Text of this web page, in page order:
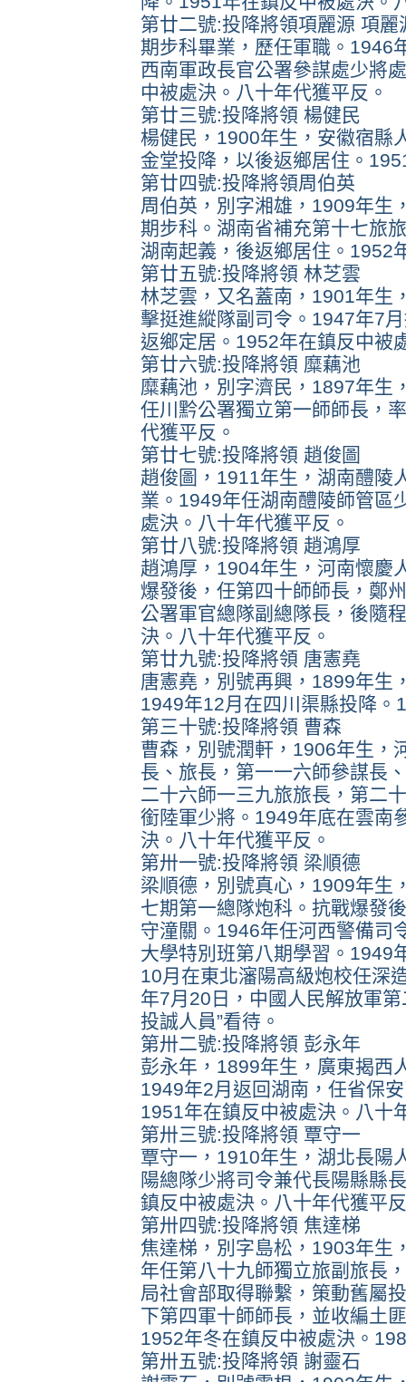
第廿二號:投降將領項麗源 項
期步科畢業，歷任軍職。1946
西南軍政長官公署參謀處少將
中被處決。八十年代獲平反。
第廿三號:投降將領 楊健民
楊健民，1900年生，安徽宿縣
金堂投降，以後返鄉居住。
第廿四號:投降將領周伯英
周伯英，別字湘雄，1909年生
期步科。湖南省補充第十七旅
湖南起義，後返鄉居住。1952
第廿五號:投降將領 林芝雲
林芝雲，又名蓋南，1901年生
擊挺進縱隊副司令。1947年7
返鄉定居。1952年在鎮反中被
第廿六號:投降將領 糜藕池
糜藕池，別字濟民，1897年生
任川黔公署獨立第一師師長，
代獲平反。
第廿七號:投降將領 趙俊圖
趙俊圖，1911年生，湖南醴陵
業。1949年任湖南醴陵師管區
處決。八十年代獲平反。
第廿八號:投降將領 趙鴻厚
趙鴻厚，1904年生，河南懷慶
爆發後，任第四十師師長，鄭
公署軍官總隊副總隊長，後隨
決。八十年代獲平反。
第廿九號:投降將領 唐憲堯
唐憲堯，別號再興，1899年生
1949年12月在四川渠縣投降。
第三十號:投降將領 曹森
曹森，別號潤軒，1906年生，
長、旅長，第一一六師參謀長
二十六師一三九旅旅長，第二
銜陸軍少將。1949年底在雲南
決。八十年代獲平反。
第卅一號:投降將領 梁順德
梁順德，別號真心，1909年生
七期第一總隊炮科。抗戰爆發
守潼關。1946年任河西警備司
大學特別班第八期學習。1949
10月在東北瀋陽高級炮校任深
年7月20日，中國人民解放軍
投誠人員”看待。
第卅二號:投降將領 彭永年
彭永年，1899年生，廣東揭西
1949年2月返回湖南，任省保
1951年在鎮反中被處決。八十
第卅三號:投降將領 覃守一
覃守一，1910年生，湖北長陽
陽總隊少將司令兼代長陽縣縣
鎮反中被處決。八十年代獲平
第卅四號:投降將領 焦達梯
焦達梯，別字島松，1903年生
年任第八十九師獨立旅副旅長
局社會部取得聯繫，策動舊屬
下第四軍十師師長，並收編土
1952年冬在鎮反中被處決。
第卅五號:投降將領 謝靈石